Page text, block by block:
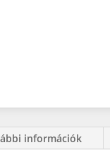
információk